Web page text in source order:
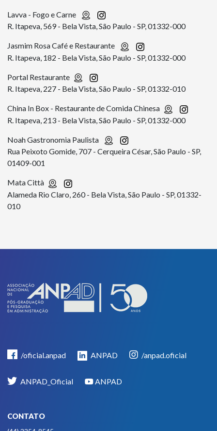
Lavva - Fogo e Carne
R. Itapeva, 569 - Bela Vista, São Paulo - SP, 01332-000
Jasmim Rosa Café e Restaurante
R. Itapeva, 182 - Bela Vista, São Paulo - SP, 01332-000
Portal Restaurante
R. Itapeva, 227 - Bela Vista, São Paulo - SP, 01332-010
China In Box - Restaurante de Comida Chinesa
R. Itapeva, 213 - Bela Vista, São Paulo - SP, 01332-000
Noah Gastronomia Paulista
Rua Peixoto Gomide, 707 - Cerqueira César, São Paulo - SP,
01409-001
Mata Città
Alameda Rio Claro, 260 - Bela Vista, São Paulo - SP, 01332-
010
/oficial.anpad ANPAD /anpad.oficial
ANPAD_Oficial ANPAD
CONTATO